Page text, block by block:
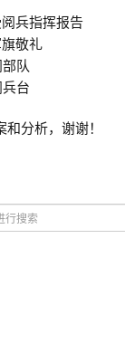
兵指挥报告
敬礼
队
台
分析，谢谢！